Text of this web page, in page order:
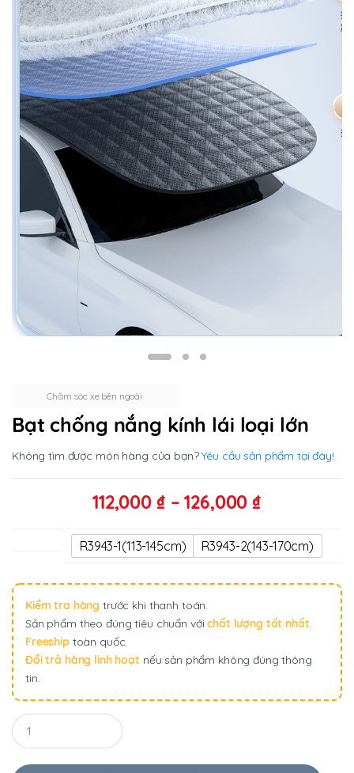
Chăm sóc xe bên ngoài
Bạt chống nắng kính lái loại lớn
Không tìm được món hàng của bạn?Yêu cầu sản phẩm tại đây!
112,000 ₫ – 126,000 ₫
từ
112,000 ₫
đến
R3943-1(113-145cm) R3943-2(143-170cm)
Kiểm tra hàng trước khi thanh toán.
Sản phẩm theo đúng tiêu chuẩn vớichất lượng tốt nhất.
Freeshiptoàn quốc.
Đổi trả hàng linh hoạt nếu sản phẩm không đúng thông
tin.
Q
u